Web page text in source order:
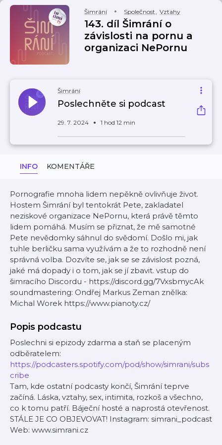
Šimrání Společnost, Vztahy
143. díl Šimrání o
závislosti na pornu a
organizaci NePornu
Šimrání
Poslechněte si podcast
29. 7. 2024 1 hod 12 min
INFO KOMENTÁŘE
Pornografie mnoha lidem nepěkně ovlivňuje život.
Hostem Šimrání byl tentokrát Pete, zakladatel
neziskové organizace NePornu, která právě těmto
lidem pomáhá. Musím se přiznat, že mě samotné
Pete nevědomky sáhnul do svědomí. Došlo mi, jak
tuhle berličku sama využívám a že to rozhodně není
správná volba. Dozvíte se, jak se se závislost pozná,
jaké má dopady i o tom, jak se jí zbavit. vstup do
šimracího Discordu - ⁠⁠⁠⁠⁠⁠⁠⁠⁠⁠⁠⁠⁠⁠⁠https://discord.gg/7VxsbmycAk⁠⁠⁠⁠⁠⁠⁠⁠⁠⁠⁠⁠⁠
soundmastering: Ondřej Markus Zeman znělka:
Michal Worek https://www.pianoty.cz/
Popis podcastu
Poslechni si epizody zdarma a staň se placeným
odběratelem:
https://podcasters.spotify.com/pod/show/simrani/subs
cribe
Tam, kde ostatní podcasty končí, Šimrání teprve
začíná. Láska, vztahy, sex, intimita, rozkoš a všechno,
co k tomu patří. Báječní hosté a naprostá otevřenost.
STÁLE JE CO OBJEVOVAT! Instagram: simrani_podcast
Web: www.simrani.cz